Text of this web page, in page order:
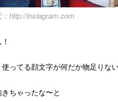
http://instagram.com
使ってる顔文字が何だか物足りな
きちゃったな〜と